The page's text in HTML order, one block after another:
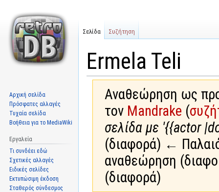
Ermela Teli
Αναθεώρηση ως
τον Mandrake (
σελίδα με '{{actor
(διαφορά) ←
αναθεώρηση
(διαφορά)
Σελίδα Συζήτηση
Αρχική σελίδα
Πρόσφατες αλλαγές
Τυχαία σελίδα
Βοήθεια για το MediaWiki
Εργαλεία
Τι συνδέει εδώ
Σχετικές αλλαγές
Ειδικές σελίδες
Εκτυπώσιμη έκδοση
Σταθερός σύνδεσμος